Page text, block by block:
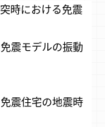
時における免震
震モデルの振動
震住宅の地震時